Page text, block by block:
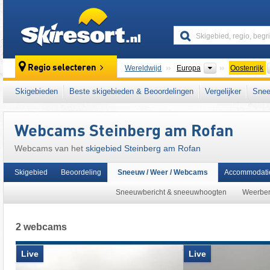
Regio selecteren Wereldwijd Europa Continenten
Oostenrijk
Dit skigebied ligt ook in: Rofangebergte,
oostelijk deel van de
Skigebieden Beste skigebieden & Beoordelingen Vergelijker
Webcams Steinberg am Rofan
Webcams van het skigebied Steinberg am Rofan
Skigebied Beoordeling Sneeuw / Weer / Webcams
Sneeuwbericht & sneeuwhoogten
2 webcams
Live Live